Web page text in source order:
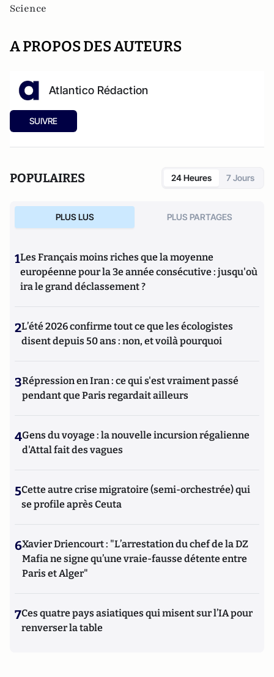
Science
A PROPOS DES AUTEURS
Atlantico Rédaction
SUIVRE
POPULAIRES 24 Heures 7 Jours
PLUS LUS PLUS PARTAGES
1Les Français moins riches que la moyenne
européenne pour la 3e année consécutive : jusqu'où
ira le grand déclassement ?
2L’été 2026 confirme tout ce que les écologistes
disent depuis 50 ans : non, et voilà pourquoi
3Répression en Iran : ce qui s'est vraiment passé
pendant que Paris regardait ailleurs
4Gens du voyage : la nouvelle incursion régalienne
d'Attal fait des vagues
5Cette autre crise migratoire (semi-orchestrée) qui
se profile après Ceuta
6Xavier Driencourt : "L’arrestation du chef de la DZ
Mafia ne signe qu’une vraie-fausse détente entre
Paris et Alger"
7Ces quatre pays asiatiques qui misent sur l’IA pour
renverser la table